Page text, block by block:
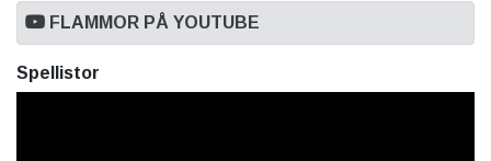
FLAMMOR PÅ YOUTUBE
Spellistor